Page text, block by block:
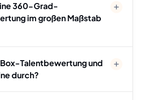
360-Grad-
im großen Maßstab
Talentbewertung und
durch?